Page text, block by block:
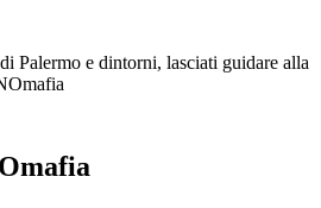
Palermo e dintorni, lasciati guidare alla